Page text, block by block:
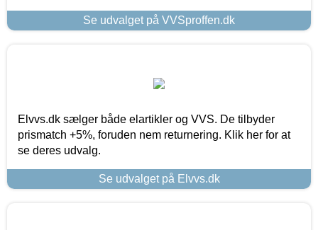
Se udvalget på VVSproffen.dk
Elvvs.dk sælger både elartikler og VVS. De tilbyder
prismatch +5%, foruden nem returnering. Klik her for at
se deres udvalg.
Se udvalget på Elvvs.dk